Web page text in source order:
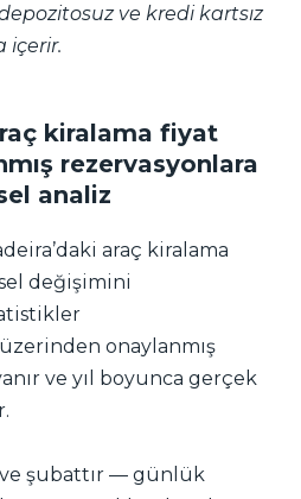
ve kredi kartsız
içerir.
kiralama fiyat
rezervasyonlara
analiz
araç kiralama
değişimini
onaylanmış
ve yıl boyunca gerçek
şubattır — günlük